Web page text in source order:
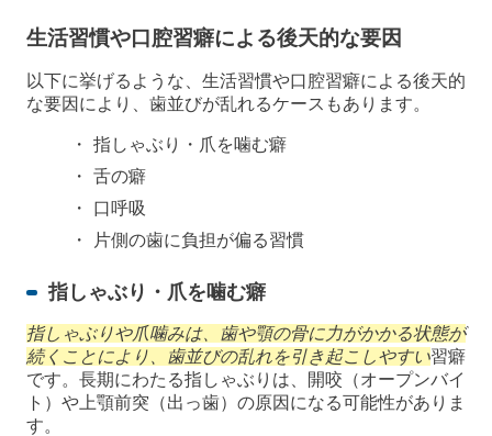
生活習慣や口腔習癖による後天的な要因
以下に挙げるような、生活習慣や口腔習癖による後天的
な要因により、歯並びが乱れるケースもあります。
指しゃぶり・爪を噛む癖
舌の癖
口呼吸
片側の歯に負担が偏る習慣
指しゃぶり・爪を噛む癖
指しゃぶりや爪噛みは、歯や顎の骨に力がかかる状態が
続くことにより、歯並びの乱れを引き起こしやすい習癖
です。長期にわたる指しゃぶりは、開咬（オープンバイ
ト）や上顎前突（出っ歯）の原因になる可能性がありま
す。